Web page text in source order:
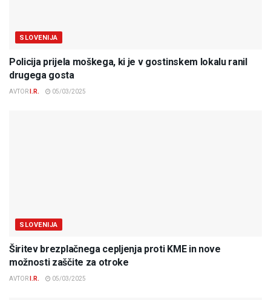
SLOVENIJA
Policija prijela moškega, ki je v gostinskem lokalu ranil
drugega gosta
AVTOR I.R. 05/03/2025
SLOVENIJA
Širitev brezplačnega cepljenja proti KME in nove
možnosti zaščite za otroke
AVTOR I.R. 05/03/2025